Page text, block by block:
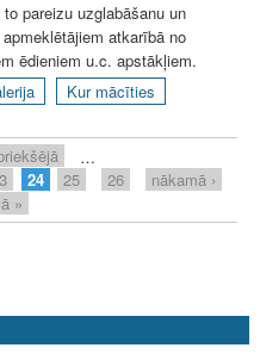
pareizu uzglabāšanu un
atkarībā no
ēdieniem u.c. apstākļiem.
Kur mācīties
…
24 25 26
nākamā ›
»